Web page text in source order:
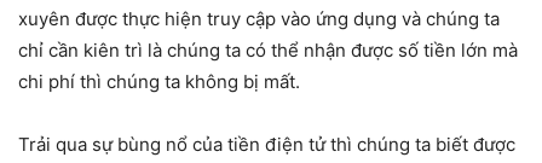
xuyên được thực hiện truy cập vào ứng dụng và chúng ta
chỉ cần kiên trì là chúng ta có thể nhận được số tiền lớn mà
chi phí thì chúng ta không bị mất.
Trải qua sự bùng nổ của tiền điện tử thì chúng ta biết được